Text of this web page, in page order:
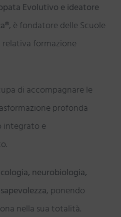
Evolutivo e ideatore
, è fondatore delle Scuole
relativa formazione
di accompagnare le
profonda
integrato e
neurobiologia,
, ponendo
nella sua totalità.